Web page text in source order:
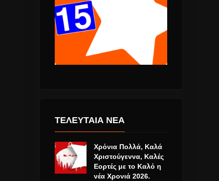
ΤΕΛΕΥΤΑΙΑ ΝΕΑ
Χρόνια Πολλά, Καλά
Χριστούγεννα, Καλές
Εορτές με το Καλό η
νέα Χρονιά 2026.